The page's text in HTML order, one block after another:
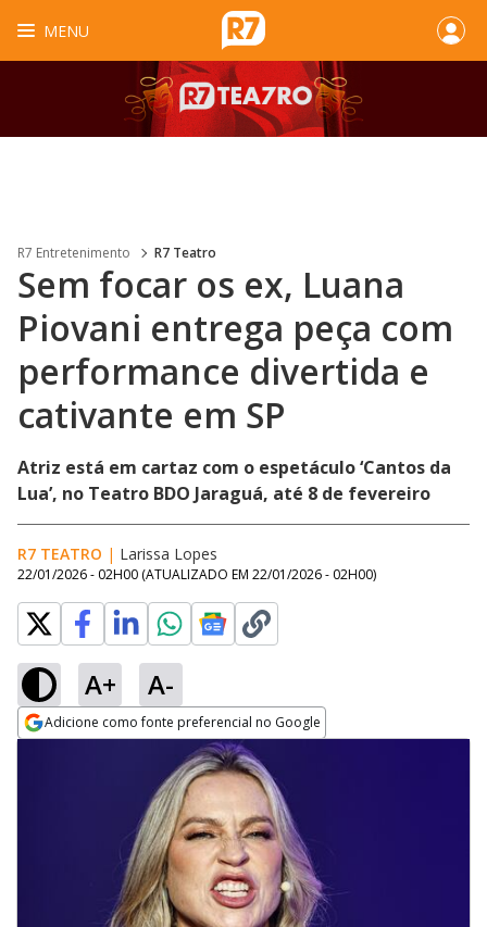
MENU
R7 Entretenimento R7 Teatro
Sem focar os ex, Luana
Piovani entrega peça com
performance divertida e
cativante em SP
Atriz está em cartaz com o espetáculo ‘Cantos da
Lua’, no Teatro BDO Jaraguá, até 8 de fevereiro
R7 TEATRO | Larissa Lopes
22/01/2026 - 02H00 (ATUALIZADO EM 22/01/2026 - 02H00)
A+ A-
Adicione como fonte preferencial no Google
Opens in new window